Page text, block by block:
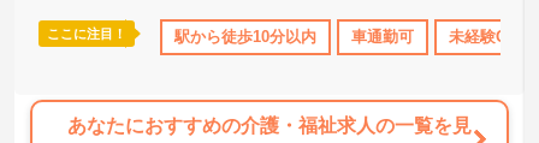
休･介護休暇取得実績あり 社会保険完備 交通費支給
ここに注目！ 駅から徒歩10分以内 車通勤可 未経験OK
あなたにおすすめの介護・福祉求人の一覧を見